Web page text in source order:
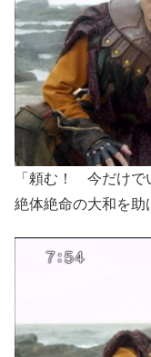
「頼む！ 今だけで
絶体絶命の大和を助